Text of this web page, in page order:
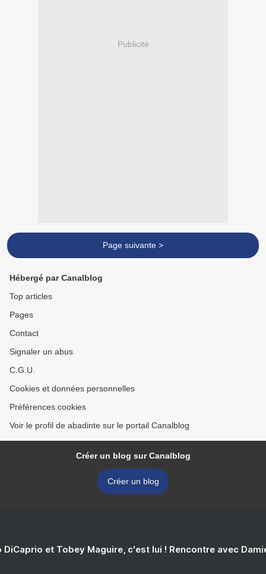
Publicité
Page suivante >
Hébergé par Canalblog
Top articles
Pages
Contact
Signaler un abus
C.G.U.
Cookies et données personnelles
Préférences cookies
Voir le profil de abadinte sur le portail Canalblog
Créer un blog sur Canalblog
Créer un blog
DiCaprio et Tobey Maguire, c'est lui ! Rencontre avec